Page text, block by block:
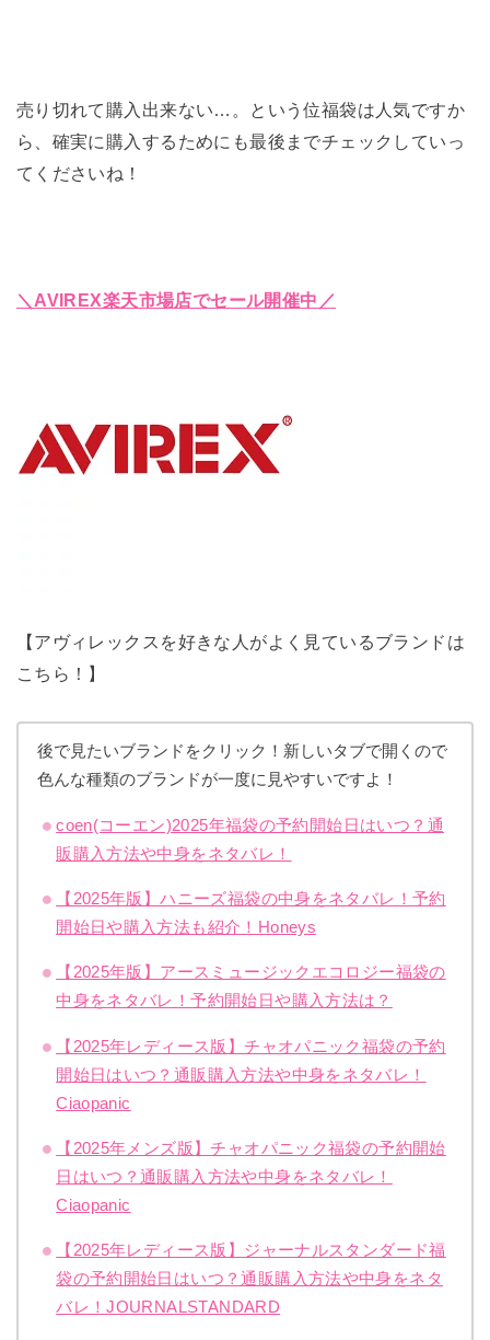
売り切れて購入出来ない…。という位福袋は人気ですか
ら、確実に購入するためにも最後までチェックしていっ
てくださいね！
＼AVIREX楽天市場店でセール開催中／
【アヴィレックスを好きな人がよく見ているブランドは
こちら！】
後で見たいブランドをクリック！新しいタブで開くので
色んな種類のブランドが一度に見やすいですよ！
coen(コーエン)2025年福袋の予約開始日はいつ？通
販購入方法や中身をネタバレ！
【2025年版】ハニーズ福袋の中身をネタバレ！予約
開始日や購入方法も紹介！Honeys
【2025年版】アースミュージックエコロジー福袋の
中身をネタバレ！予約開始日や購入方法は？
【2025年レディース版】チャオパニック福袋の予約
開始日はいつ？通販購入方法や中身をネタバレ！
Ciaopanic
【2025年メンズ版】チャオパニック福袋の予約開始
日はいつ？通販購入方法や中身をネタバレ！
Ciaopanic
【2025年レディース版】ジャーナルスタンダード福
袋の予約開始日はいつ？通販購入方法や中身をネタ
バレ！JOURNALSTANDARD